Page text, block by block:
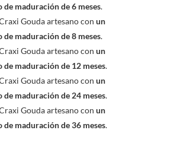
de maduración de 6 meses.
Gouda artesano con un
de maduración de 8 meses.
Gouda artesano con un
de maduración de 12 meses.
Gouda artesano con un
de maduración de 24 meses.
Gouda artesano con un
de maduración de 36 meses.